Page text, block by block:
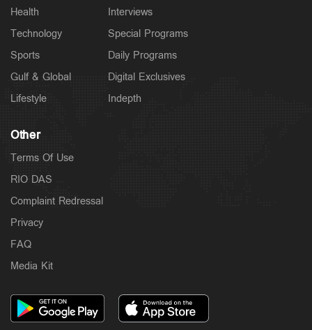
Health
Technology
Sports
Gulf & Global
Lifestyle
Interviews
Special Programs
Daily Programs
Digital Exclusives
Indepth
Other
Terms Of Use
RIO DAS
Complaint Redressal
Privacy
FAQ
Media Kit